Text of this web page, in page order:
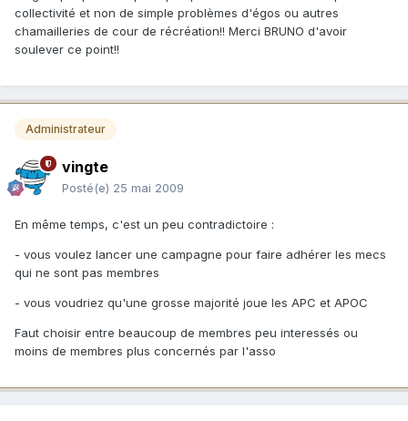
collectivité et non de simple problèmes d'égos ou autres
chamailleries de cour de récréation!! Merci BRUNO d'avoir
soulever ce point!!
Administrateur
vingte
Posté(e) 25 mai 2009
En même temps, c'est un peu contradictoire :
- vous voulez lancer une campagne pour faire adhérer les mecs
qui ne sont pas membres
- vous voudriez qu'une grosse majorité joue les APC et APOC
Faut choisir entre beaucoup de membres peu interessés ou
moins de membres plus concernés par l'asso